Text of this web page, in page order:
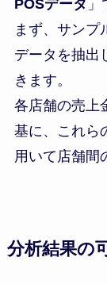
POSデータ 」
まず、サンプ
データを抽出
きます。
各店舗の売上
基に、これら
用いて店舗間
分析結果の